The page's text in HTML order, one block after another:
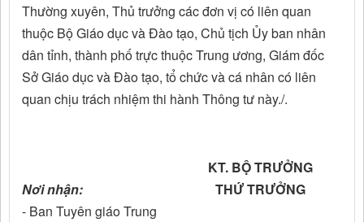
Thường xuyên, Thủ trưởng các đơn vị có liên quan
thuộc Bộ Giáo dục và Đào tạo, Chủ tịch Ủy ban nhân
dân tỉnh, thành phố trực thuộc Trung ương, Giám đốc
Sở Giáo dục và Đào tạo, tổ chức và cá nhân có liên
quan chịu trách nhiệm thi hành Thông tư này./.
Nơi nhận:
- Ban Tuyên giáo Trung
KT. BỘ TRƯỞNG
THỨ TRƯỞNG